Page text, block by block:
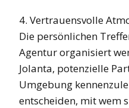
4. Vertrauensvolle
Die persönlichen
Agentur organisiert
Jolanta, potenzielle
Umgebung
entscheiden, mit wem